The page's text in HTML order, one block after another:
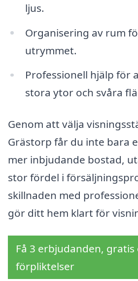
ljus.
Organisering av rum
utrymmet.
Professionell hjälp för
stora ytor och svåra
Genom att välja
Grästorp får du inte bara
mer inbjudande bostad,
stor fördel i
skillnaden med
gör ditt hem klart för
Få 3 erbjudanden,
förpliktelser